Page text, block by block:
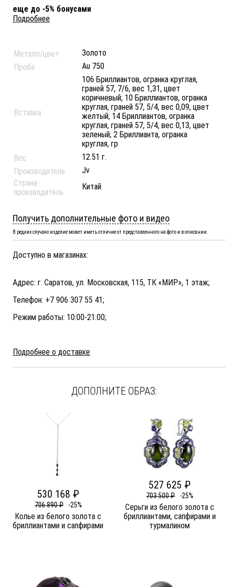
еще до -5% бонусами
Подробнее
Металл/цвет
Золото
Проба
Au 750
Вставка
106 Бриллиантов, огранка круглая,
граней 57, 7/6, вес 1,31, цвет
коричневый; 10 Бриллиантов, огранка
круглая, граней 57, 5/4, вес 0,09, цвет
желтый; 14 Бриллиантов, огранка
круглая, граней 57, 5/4, вес 0,13, цвет
зеленый; 2 Бриллианта, огранка
круглая, гр
Вес
12.51 г.
Производитель
Jv
Страна-
производитель
Китай
Получить дополнительные фото и видео
В редких случаях изделие может иметь отличие от представленного на фото и в описании.
Доступно в магазинах:
Адрес: г. Саратов, ул. Московская, 115, ТК «МИР», 1 этаж;
Телефон: +7 906 307 55 41;
Режим работы: 10:00-21:00;
Подробнее о доставке
ДОПОЛНИТЕ ОБРАЗ:
530 168 ₽
706 890 ₽ -25%
Колье из белого золота c
бриллиантами и сапфирами
527 625 ₽
703 500 ₽ -25%
Серьги из белого золота c
бриллиантами, сапфирами и
турмалином